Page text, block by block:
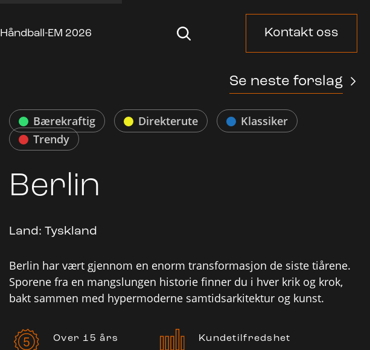
Håndball-EM 2026 Kontakt oss
Se neste forslag
Bærekraftig Direkterute
Klassiker
Trendy
Berlin
Land: Tyskland
Berlin har vært gjennom en enorm transformasjon de siste tiårene.
Sporene fra en mangslungen historie finner du i hver krik og krok,
bakt sammen med hypermoderne samtidsarkitektur og kunst.
Over 15 års
Kundetilfredshet